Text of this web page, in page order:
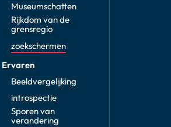
Museumschatten
Rijkdom van de
grensregio
zoekschermen
Ervaren
Beeldvergelijking
introspectie
Sporen van
verandering